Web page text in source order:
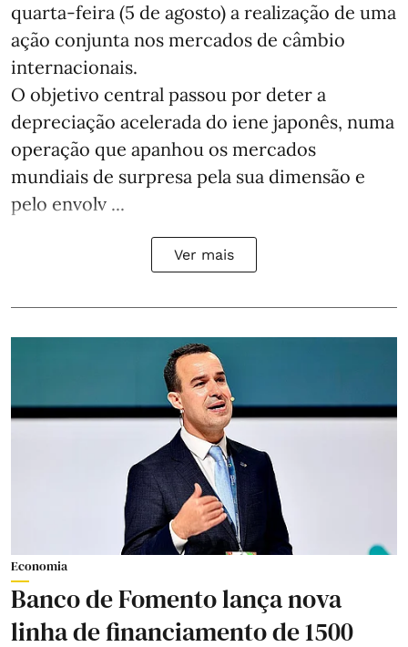
quarta-feira (5 de agosto) a realização de uma
ação conjunta nos mercados de câmbio
internacionais.
O objetivo central passou por deter a
depreciação acelerada do iene japonês, numa
operação que apanhou os mercados
mundiais de surpresa pela sua dimensão e
pelo envolv ...
Ver mais
Economia
Banco de Fomento lança nova
linha de financiamento de 1500